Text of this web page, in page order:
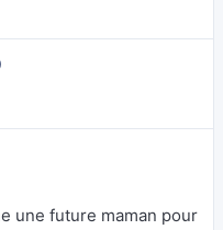
une future maman pour